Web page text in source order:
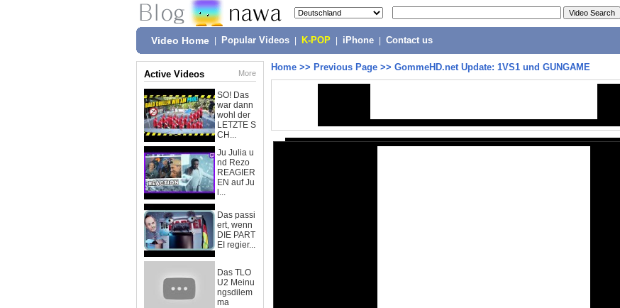
Video Home Popular Videos K-POP iPhone Contact us
Active Videos More
SO! Das
war dann
wohl der
LETZTE S
CH...
Ju Julia u
nd Rezo
REAGIER
EN auf Ju
l...
Das passi
ert, wenn
DIE PART
EI regier...
Das TLO
U2 Meinu
ngsdilem
ma
Home >> Previous Page >> GommeHD.net Update: 1VS1 und GUNGAME